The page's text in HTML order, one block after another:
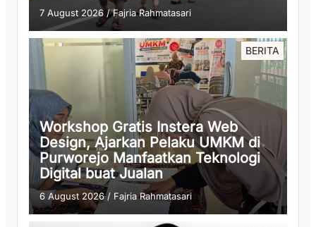
7 August 2026 /Fajria Rahmatasari
BERITA
Workshop Gratis Instera Web
Design, Ajarkan Pelaku UMKM di
Purworejo Manfaatkan Teknologi
Digital buat Jualan
6 August 2026/ Fajria Rahmatasari